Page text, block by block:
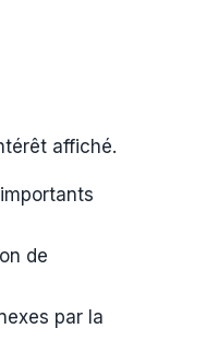
affiché.
de
par la